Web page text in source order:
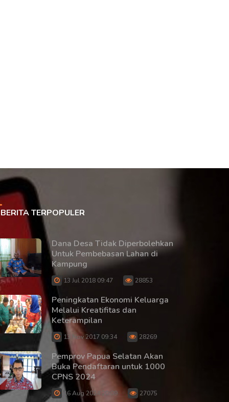
BERITA TERPOPULER
Dana Desa Tidak Diperbolehkan
Untuk Pembebasan Lahan di
Kampung
13 Jul 2018 09:47 28853
Peningkatan Ekonomi Keluarga
Melalui Kreatifitas dan
Keterampilan
13 Nov 2017 09:34 28269
Pemprov Papua Selatan Akan
Buka Pendaftaran untuk 1000
CPNS 2024
16 Aug 2024 20:09 27075